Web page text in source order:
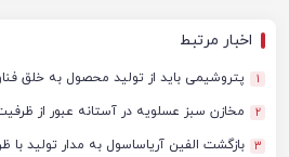
اخبار مرتبط
1 پتروشیمی باید از تولید محصول به خلق
2 مخازن سبز عسلویه در آستانه عبور از
3 بازگشت الفین آریاساسول به مدار تولید با ظرفیت